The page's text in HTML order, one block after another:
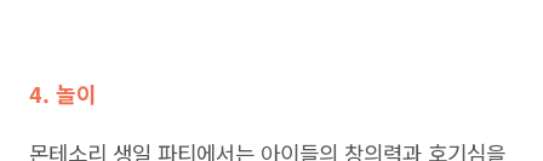
4. 놀이
몬테소리 생일 파티에서는 아이들의 창의력과 호기심을